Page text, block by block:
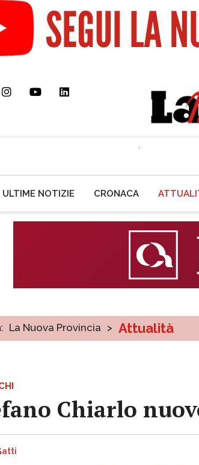
ULTIME NOTIZIE CRONACA
La Nuova Provincia > Attualità
Chiarlo